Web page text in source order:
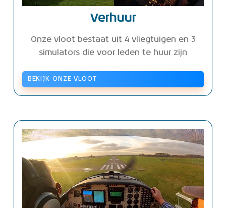
Verhuur
Onze vloot bestaat uit 4 vliegtuigen en 3
simulators die voor leden te huur zijn
BEKIJK ONZE VLOOT